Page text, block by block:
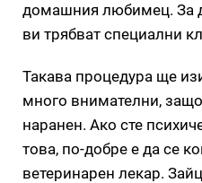
домашния любимец. За
ви трябват специални
Такава процедура ще
много внимателни,
наранен. Ако сте
това, по-добре е да се
ветеринарен лекар.